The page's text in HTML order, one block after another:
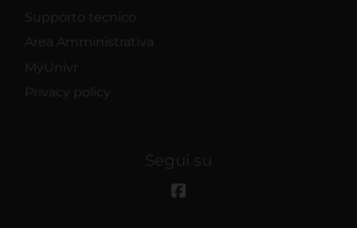
Supporto tecnico
Area Amministrativa
MyUnivr
Privacy policy
Segui su